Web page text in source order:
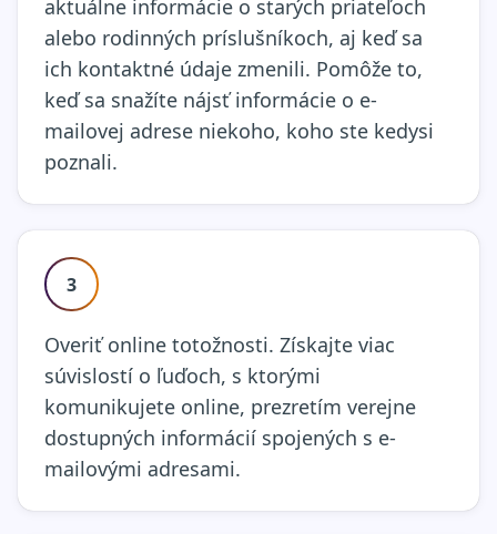
aktuálne informácie o starých priateľoch
alebo rodinných príslušníkoch, aj keď sa
ich kontaktné údaje zmenili. Pomôže to,
keď sa snažíte nájsť informácie o e-
mailovej adrese niekoho, koho ste kedysi
poznali.
3
Overiť online totožnosti. Získajte viac
súvislostí o ľuďoch, s ktorými
komunikujete online, prezretím verejne
dostupných informácií spojených s e-
mailovými adresami.